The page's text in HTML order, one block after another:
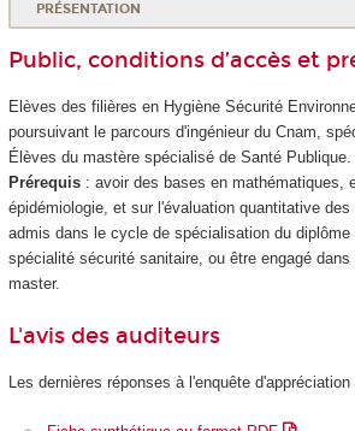
PRÉSENTATION
Public, conditions d’accès et
Elèves des filières en Hygiène Sécurité
poursuivant le parcours d'ingénieur du Cnam,
Élèves du mastère spécialisé de Santé Publique.
Prérequis: avoir des bases en mathématiques,
épidémiologie, et sur l'évaluation quantitative
admis dans le cycle de spécialisation du diplôme
spécialité sécurité sanitaire, ou être engagé
master.
L'avis des auditeurs
Les dernières réponses à l'enquête